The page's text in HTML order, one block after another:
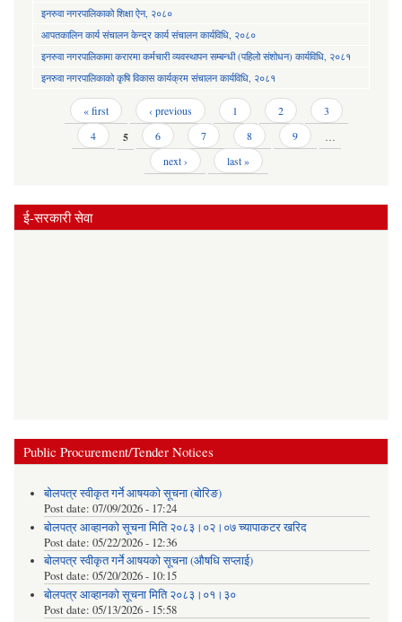
इनरुवा नगरपालिकाको शिक्षा ऐन, २०८०
आपतकालिन कार्य संचालन केन्द्र कार्य संचालन कार्यविधि, २०८०
इनरुवा नगरपालिकामा करारमा कर्मचारी व्यवस्थापन सम्बन्धी (पहिलो संशोधन) कार्यविधि, २०८१
इनरुवा नगरपालिकाको कृषि विकास कार्यक्रम संचालन कार्यविधि, २०८१
« first ‹ previous 1 2
3
4
5 6 7 8 9
…
next ›
last »
ई-सरकारी सेवा
Public Procurement/Tender Notices
बोलपत्र स्वीकृत गर्ने आषयको सूचना (बोरिङ)
Post date: 07/09/2026 - 17:24
बोलपत्र आव्हानको सूचना मिति २०८३।०२।०७ च्यापाकटर खरिद
Post date: 05/22/2026 - 12:36
बोलपत्र स्वीकृत गर्ने आषयको सूचना (औषधि सप्लाई)
Post date: 05/20/2026 - 10:15
बोलपत्र आव्हानको सूचना मिति २०८३।०१।३०
Post date: 05/13/2026 - 15:58